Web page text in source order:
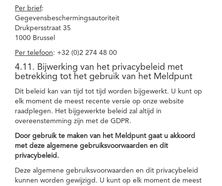
Per brief:
Gegevensbeschermingsautoriteit
Drukpersstraat 35
1000 Brussel
Per telefoon: +32 (0)2 274 48 00
4.11. Bijwerking van het privacybeleid met
betrekking tot het gebruik van het Meldpunt
Dit beleid kan van tijd tot tijd worden bijgewerkt. U kunt op
elk moment de meest recente versie op onze website
raadplegen. Het bijgewerkte beleid zal altijd in
overeenstemming zijn met de GDPR.
Door gebruik te maken van het Meldpunt gaat u akkoord
met deze algemene gebruiksvoorwaarden en dit
privacybeleid.
Deze algemene gebruiksvoorwaarden en dit privacybeleid
kunnen worden gewijzigd. U kunt op elk moment de meest